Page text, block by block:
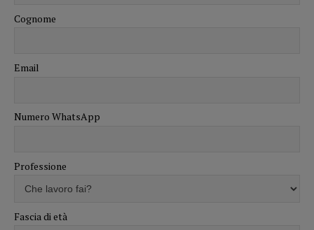
Cognome
Email
Numero WhatsApp
Professione
Fascia di età